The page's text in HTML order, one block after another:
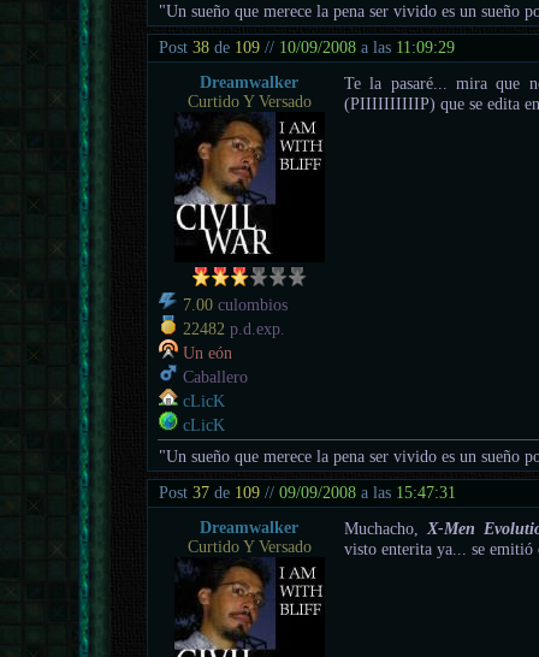
"Un sueño que merece la pena ser vivido es un sueño
Post38 de 109 // 10/09/2008 a las 11:09:29
Dreamwalker
Curtido Y Versado
7.00 culombios
22482 p.d.exp.
Un eón
Caballero
cLicK
cLicK
Te la pasaré... mira que
(PIIIIIIIIIIP) que se edita
"Un sueño que merece la pena ser vivido es un sueño
Post37 de 109 //09/09/2008 a las 15:47:31
Dreamwalker
Curtido Y Versado
Muchacho, X-Men
visto enterita ya... se